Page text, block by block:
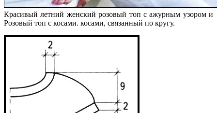
Красивый летний женский розовый топ с ажурным узором и
Розовый топ с косами. косами, связанный по кругу.